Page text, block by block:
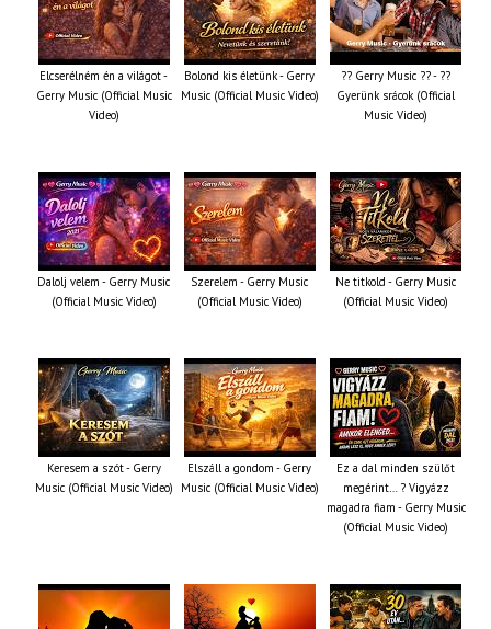
Elcserélném én a világot -
Gerry Music (Official Music
Video)
Bolond kis életünk - Gerry
Music (Official Music Video)
?? Gerry Music ?? - ??
Gyerünk srácok (Official
Music Video)
Dalolj velem - Gerry Music
(Official Music Video)
Szerelem - Gerry Music
(Official Music Video)
Ne titkold - Gerry Music
(Official Music Video)
Keresem a szót - Gerry
Music (Official Music Video)
Elszáll a gondom - Gerry
Music (Official Music Video)
Ez a dal minden szülőt
megérint… ? Vigyázz
magadra fiam - Gerry Music
(Official Music Video)